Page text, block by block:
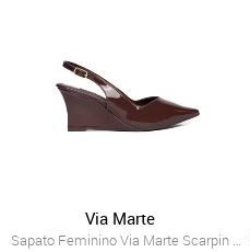
Via Marte
Sapato Feminino Via Marte Scarpin Anabel...